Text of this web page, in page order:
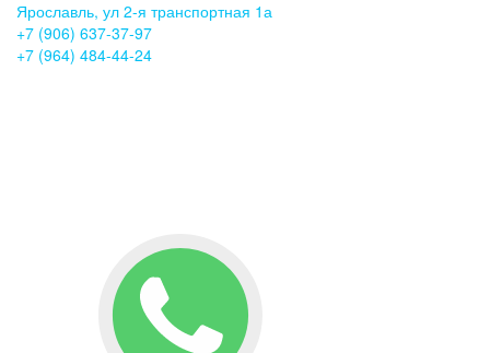
Ярославль, ул 2-я транспортная 1а
+7 (906) 637-37-97
+7 (964) 484-44-24